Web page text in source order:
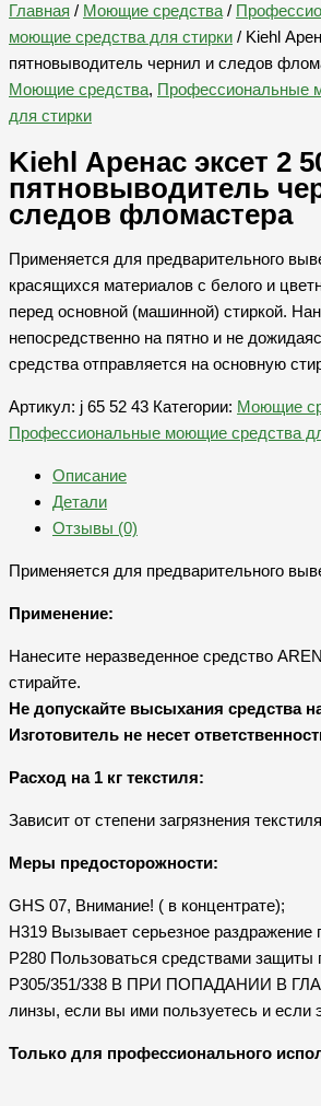
Главная / Моющие средства /
моющие средства для стирки / Kiehl
пятновыводитель чернил и следов
Моющие средства, Профессиональные
для стирки
Kiehl Аренас эксет 2
пятновыводитель
следов фломастера
Применяется для предварительного
красящихся материалов с белого и
перед основной (машинной) стиркой.
непосредственно на пятно и не
средства отправляется на основную
Артикул: j 65 52 43 Категории: Моющие
Профессиональные моющие средства
Описание
Детали
Отзывы (0)
Применяется для предварительного
Применение:
Нанесите неразведенное средство
стирайте.
Не допускайте высыхания средства
Изготовитель не несет
Расход на 1 кг текстиля:
Зависит от степени загрязнения
Меры предосторожности:
GHS 07, Внимание! ( в концентрате);
H319 Вызывает серьезное раздражение
P280 Пользоваться средствами защиты
P305/351/338 B ПРИ ПОПАДАНИИ В
линзы, если вы ими пользуетесь и если
Только для профессионального